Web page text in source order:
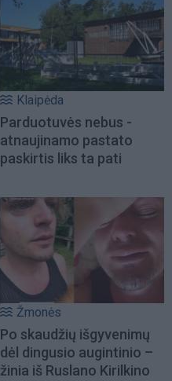
Klaipėda
Parduotuvės nebus -
atnaujinamo pastato
paskirtis liks ta pati
Žmonės
Po skaudžių išgyvenimų
dėl dingusio augintinio –
žinia iš Ruslano Kirilkino